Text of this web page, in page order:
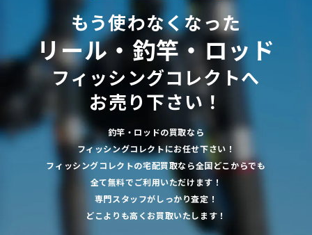
もう使わなくなった
リール・釣竿・ロッド
フィッシングコレクトへ
お売り下さい！
釣竿・ロッドの買取なら
フィッシングコレクトにお任せ下さい！
フィッシングコレクトの宅配買取なら全国どこからでも
全て無料でご利用いただけます！
専門スタッフがしっかり査定！
どこよりも高くお買取いたします！